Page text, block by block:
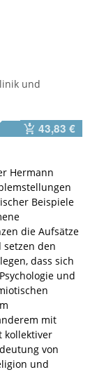
und
43,83 €
Hermann
Beispiele
die Aufsätze
setzen den
dass sich
und
mit
kollektiver
von
und